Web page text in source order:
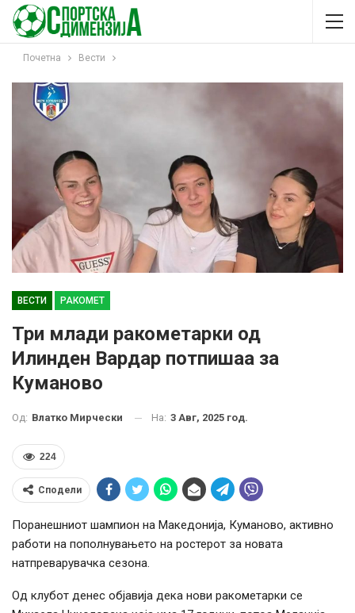
Почетна Вести
ВЕСТИ РАКОМЕТ
Три млади ракометарки од
Илинден Вардар потпишаа за
Куманово
Од: Влатко Мирчески На: 3 Авг, 2025 год.
224
Сподели
Поранешниот шампион на Македонија, Куманово, активно
работи на пополнувањето на ростерот за новата
натпреварувачка сезона.
Од клубот денес објавија дека нови ракометарки се